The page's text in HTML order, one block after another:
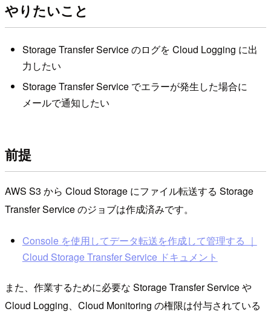
やりたいこと
Storage Transfer Service のログを Cloud Logging に出
力したい
Storage Transfer Service でエラーが発生した場合に
メールで通知したい
前提
AWS S3 から Cloud Storage にファイル転送する Storage
Transfer Service のジョブは作成済みです。
Console を使用してデータ転送を作成して管理する ｜
Cloud Storage Transfer Service ドキュメント
また、作業するために必要な Storage Transfer Service や
Cloud Logging、Cloud Monitoring の権限は付与されている